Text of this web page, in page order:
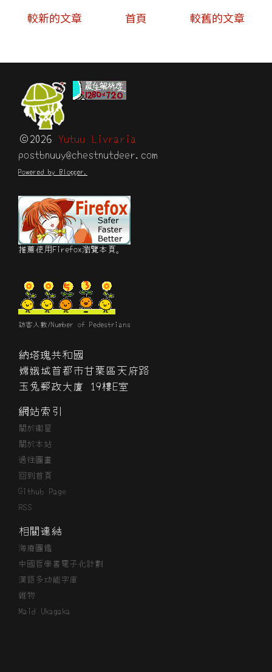
較新的文章 較舊的文章
首頁
©2026 Yutuu Livraria
postbnuuy@chestnutdeer.com
Powered by Blogger.
推薦使用Firefox瀏覽本頁。
訪客人數/Number of Pedestrians
納塔瑰共和國
嫦娥城首都市甘栗區天府路
玉兔郵政大廈 19樓E室
網站索引
關於衞星
關於本站
過往圖畫
回到首頁
Github Page
RSS
相關連結
海廢圖鑑
中國哲學書電子化計劃
漢語多功能字庫
雜物
Maid Ukagaka